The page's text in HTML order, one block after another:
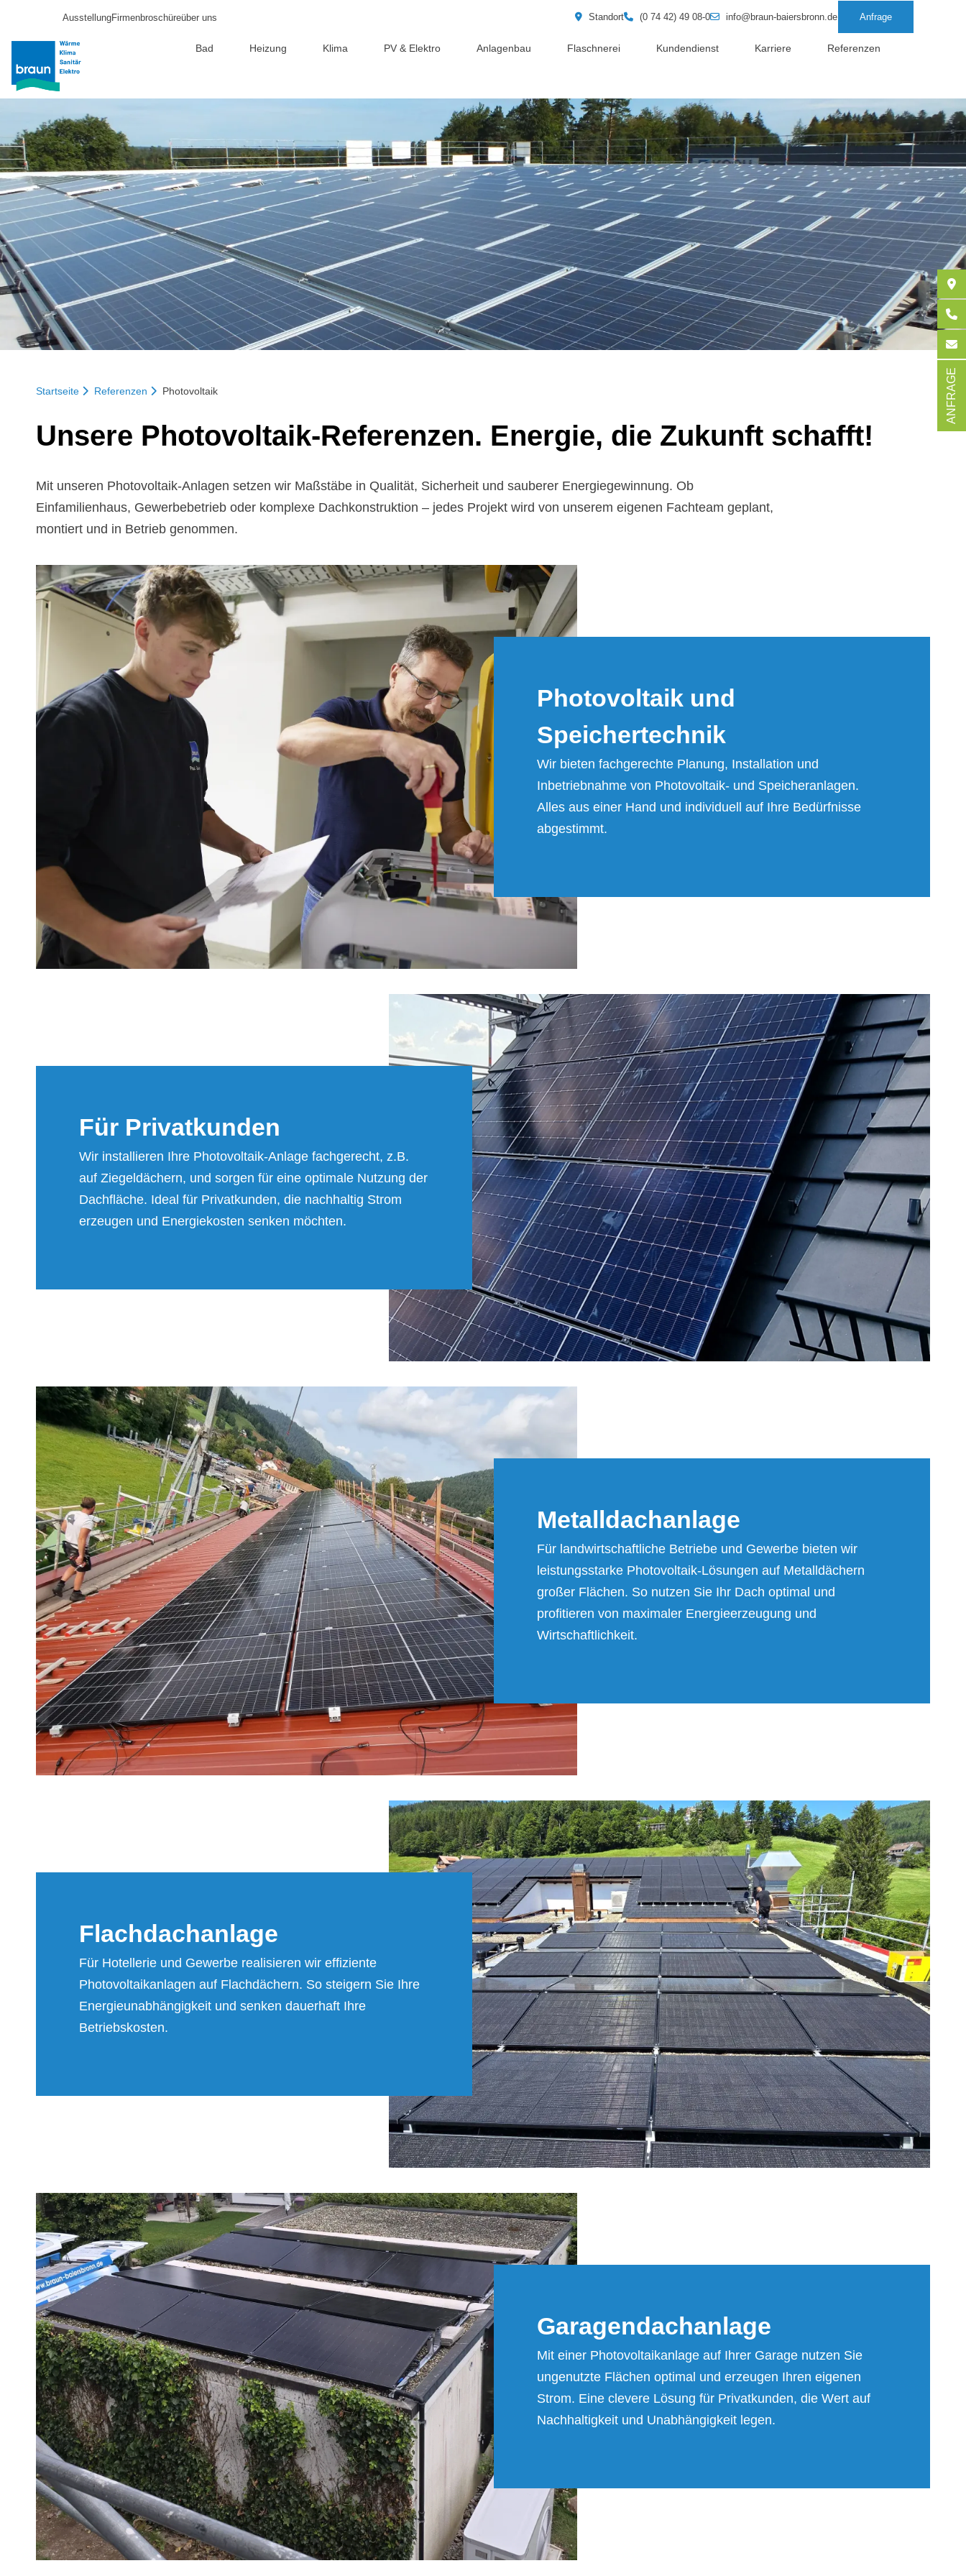
AusstellungFirmenbroschüreüber uns Standort (0 74 42) 49 08-0 info@braun-baiersbronn.de Anfrage
Bad Heizung Klima PV & Elektro Anlagenbau Flaschnerei Kundendienst Karriere Referenzen
Startseite Referenzen Photovoltaik
Un­se­re Pho­to­vol­ta­ik-Re­fe­ren­zen. En­er­gie, die Zu­kun­ft schaf­ft!
Mit unseren Photovoltaik-Anlagen setzen wir Maßstäbe in Qualität, Sicherheit und sauberer Energiegewinnung. Ob
Einfamilienhaus, Gewerbebetrieb oder komplexe Dachkonstruktion – jedes Projekt wird von unserem eigenen Fachteam geplant,
montiert und in Betrieb genommen.
Pho­to­vol­ta­ik und
Spei­cher­tech­nik
Wir bieten fachgerechte Planung, Installation und
Inbetriebnahme von Photovoltaik- und Speicheranlagen.
Alles aus einer Hand und individuell auf Ihre Bedürfnisse
abgestimmt.
Für Pri­vat­kun­den
Wir installieren Ihre Photovoltaik-Anlage fachgerecht, z.B.
auf Ziegeldächern, und sorgen für eine optimale Nutzung der
Dachfläche. Ideal für Privatkunden, die nachhaltig Strom
erzeugen und Energiekosten senken möchten.
Me­tall­dach­an­la­ge
Für landwirtschaftliche Betriebe und Gewerbe bieten wir
leistungsstarke Photovoltaik-Lösungen auf Metalldächern
großer Flächen. So nutzen Sie Ihr Dach optimal und
profitieren von maximaler Energieerzeugung und
Wirtschaftlichkeit.
Flach­dach­an­la­ge
Für Hotellerie und Gewerbe realisieren wir effiziente
Photovoltaikanlagen auf Flachdächern. So steigern Sie Ihre
Energieunabhängigkeit und senken dauerhaft Ihre
Betriebskosten.
Ga­ra­gen­dach­an­la­ge
Mit einer Photovoltaikanlage auf Ihrer Garage nutzen Sie
ungenutzte Flächen optimal und erzeugen Ihren eigenen
Strom. Eine clevere Lösung für Privatkunden, die Wert auf
Nachhaltigkeit und Unabhängigkeit legen.
ANFRAGE